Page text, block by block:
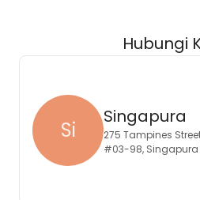
Hubungi
Si
Singapura
275 Tampines
#03-98, Singapura